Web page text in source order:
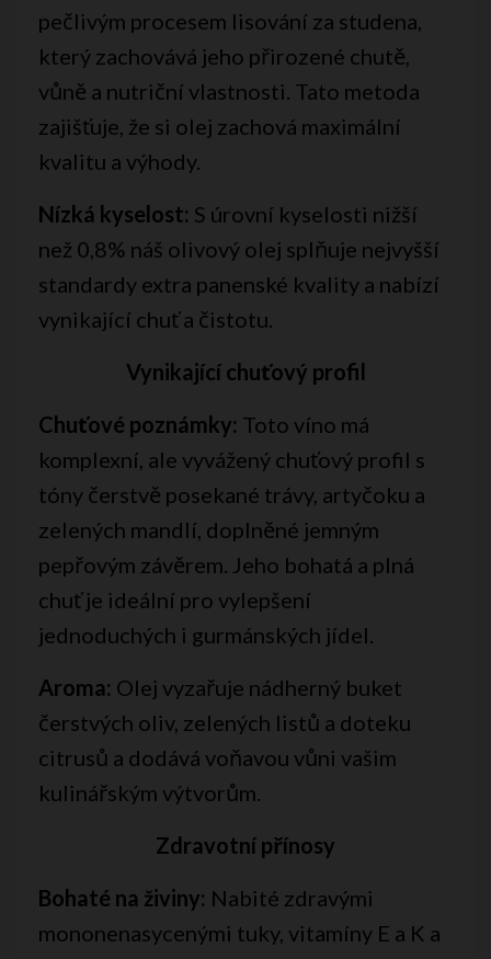
pečlivým procesem lisování za studena,
který zachovává jeho přirozené chutě,
vůně a nutriční vlastnosti. Tato metoda
zajišťuje, že si olej zachová maximální
kvalitu a výhody.
Nízká kyselost: S úrovní kyselosti nižší
než 0,8% náš olivový olej splňuje nejvyšší
standardy extra panenské kvality a nabízí
vynikající chuť a čistotu.
Vynikající chuťový profil
Chuťové poznámky: Toto víno má
komplexní, ale vyvážený chuťový profil s
tóny čerstvě posekané trávy, artyčoku a
zelených mandlí, doplněné jemným
pepřovým závěrem. Jeho bohatá a plná
chuť je ideální pro vylepšení
jednoduchých i gurmánských jídel.
Aroma: Olej vyzařuje nádherný buket
čerstvých oliv, zelených listů a doteku
citrusů a dodává voňavou vůni vašim
kulinářským výtvorům.
Zdravotní přínosy
Bohaté na živiny: Nabité zdravými
mononenasycenými tuky, vitamíny E a K a